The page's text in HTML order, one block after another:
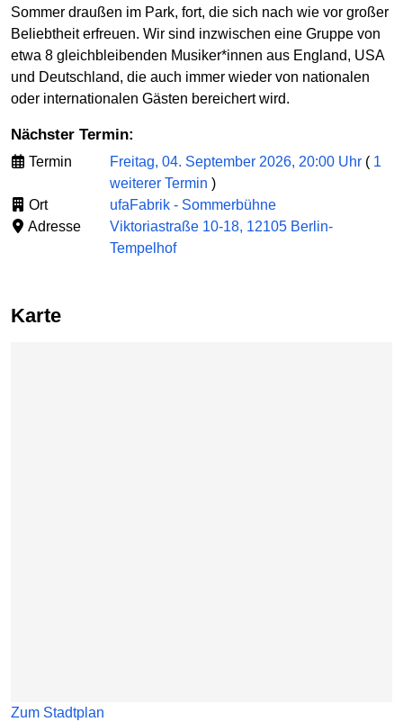
Sommer draußen im Park, fort, die sich nach wie vor großer
Beliebtheit erfreuen. Wir sind inzwischen eine Gruppe von
etwa 8 gleichbleibenden Musiker*innen aus England, USA
und Deutschland, die auch immer wieder von nationalen
oder internationalen Gästen bereichert wird.
Nächster Termin:
Termin Freitag, 04. September 2026, 20:00 Uhr ( 1
weiterer Termin )
Ort
ufaFabrik - Sommerbühne
Adresse
Viktoriastraße 10-18, 12105 Berlin-
Tempelhof
Karte
Zum Stadtplan